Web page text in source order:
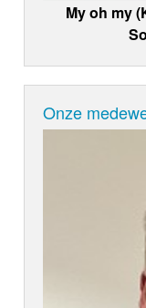
My oh my
Onze